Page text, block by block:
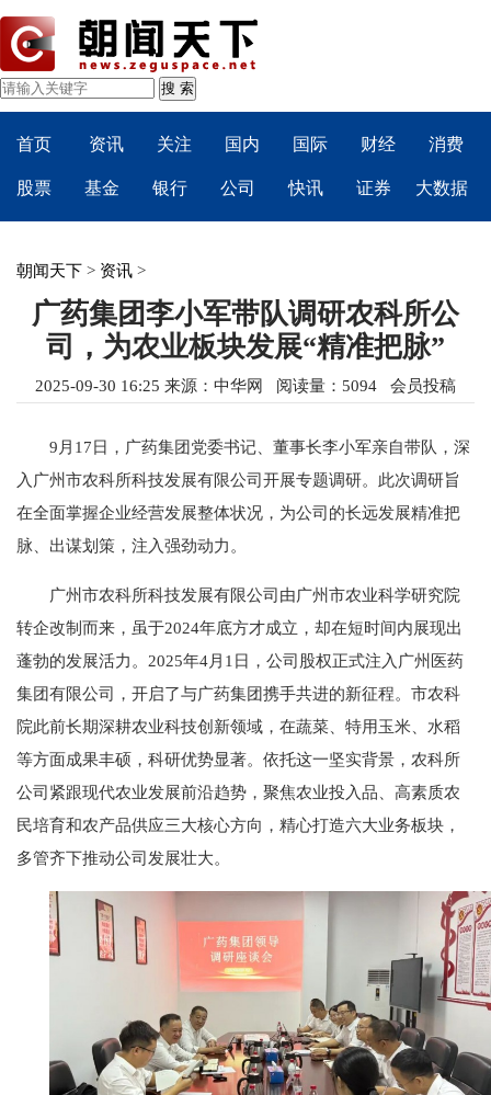
首页 资讯 关注 国内 国际 财经 消费
股票 基金 银行 公司 快讯 证券 大数据
朝闻天下 > 资讯 >
广药集团李小军带队调研农科所公
司，为农业板块发展“精准把脉”
2025-09-30 16:25 来源： 中华网 阅读量：5094 会员投稿
9月17日，广药集团党委书记、董事长李小军亲自带队，深
入广州市农科所科技发展有限公司开展专题调研。此次调研旨
在全面掌握企业经营发展整体状况，为公司的长远发展精准把
脉、出谋划策，注入强劲动力。
广州市农科所科技发展有限公司由广州市农业科学研究院
转企改制而来，虽于2024年底方才成立，却在短时间内展现出
蓬勃的发展活力。2025年4月1日，公司股权正式注入广州医药
集团有限公司，开启了与广药集团携手共进的新征程。市农科
院此前长期深耕农业科技创新领域，在蔬菜、特用玉米、水稻
等方面成果丰硕，科研优势显著。依托这一坚实背景，农科所
公司紧跟现代农业发展前沿趋势，聚焦农业投入品、高素质农
民培育和农产品供应三大核心方向，精心打造六大业务板块，
多管齐下推动公司发展壮大。